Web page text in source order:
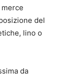
del
lino o
da